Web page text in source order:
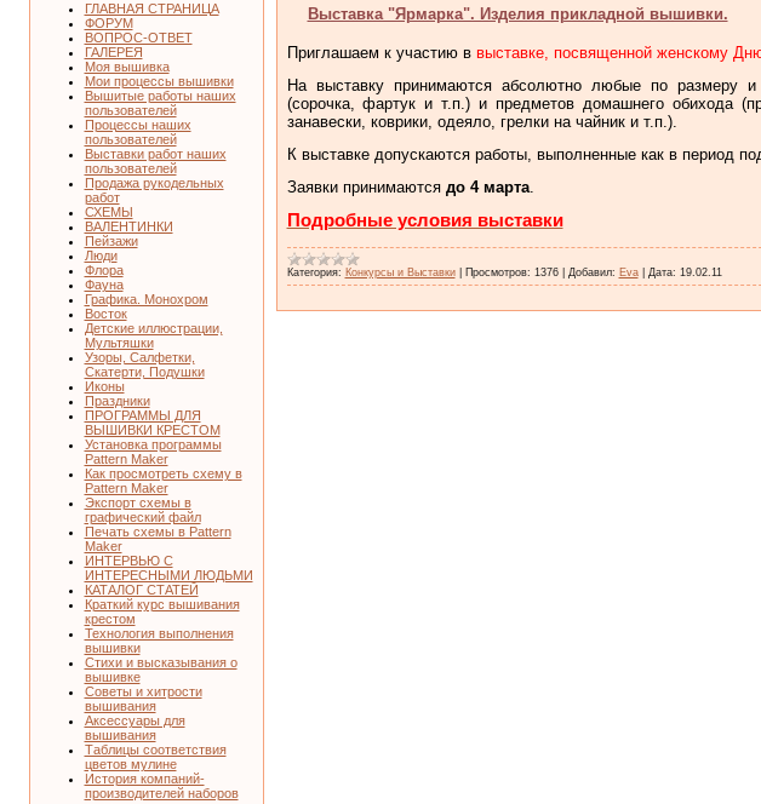
ГЛАВНАЯ СТРАНИЦА
ФОРУМ
ВОПРОС-ОТВЕТ
ГАЛЕРЕЯ
Моя вышивка
Мои процессы вышивки
Вышитые работы наших
пользователей
Процессы наших
пользователей
Выставки работ наших
пользователей
Продажа рукодельных
работ
СХЕМЫ
ВАЛЕНТИНКИ
Пейзажи
Люди
Флора
Фауна
Графика. Монохром
Восток
Детские иллюстрации,
Мультяшки
Узоры, Салфетки,
Скатерти, Подушки
Иконы
Праздники
ПРОГРАММЫ ДЛЯ
ВЫШИВКИ КРЕСТОМ
Установка программы
Pattern Maker
Как просмотреть схему в
Pattern Maker
Экспорт схемы в
графический файл
Печать схемы в Pattern
Maker
ИНТЕРВЬЮ С
ИНТЕРЕСНЫМИ ЛЮДЬМИ
КАТАЛОГ СТАТЕЙ
Краткий курс вышивания
крестом
Технология выполнения
вышивки
Стихи и высказывания о
вышивке
Советы и хитрости
вышивания
Аксессуары для
вышивания
Таблицы соответствия
цветов мулине
История компаний-
производителей наборов
Выставка "Ярмарка". Изделия прикладной вышивки.
Приглашаем к участию в выставке, посвященной женскому
На выставку принимаются абсолютно любые по размеру
(сорочка, фартук и т.п.) и предметов домашнего обихода
занавески, коврики, одеяло, грелки на чайник и т.п.).
К выставке допускаются работы, выполненные как в период
Заявки принимаются до 4 марта.
Подробные условия выставки
Категория: Конкурсы и Выставки Просмотров: 1376 Добавил: Eva Дата: 19.02.11